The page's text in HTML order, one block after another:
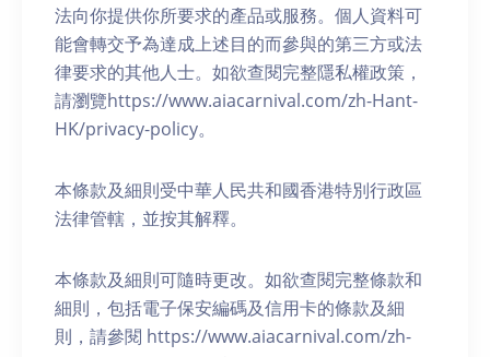
法向你提供你所要求的產品或服務。個人資料可
能會轉交予為達成上述目的而參與的第三方或法
律要求的其他人士。如欲查閱完整隱私權政策，
請瀏覽https://www.aiacarnival.com/zh-Hant-
HK/privacy-policy。
本條款及細則受中華人民共和國香港特別行政區
法律管轄，並按其解釋。
本條款及細則可隨時更改。如欲查閱完整條款和
細則，包括電子保安編碼及信用卡的條款及細
則，請參閱 https://www.aiacarnival.com/zh-